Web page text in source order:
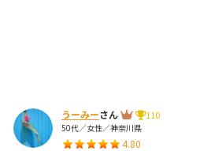
うーみーさん
110
50代／女性／神奈川県
4.80